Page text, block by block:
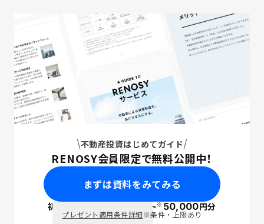
不動産投資はじめてガイド
RENOSY会員限定で無料公開中！
まずは資料をみてみる
初回面談で ポイント※50,000円分
プレゼント適用条件詳細※条件・上限あり